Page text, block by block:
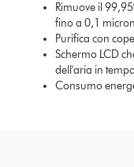
Rimuove il
fino a 0,1
Purifica con
Schermo LCD
dell'aria in
Consumo